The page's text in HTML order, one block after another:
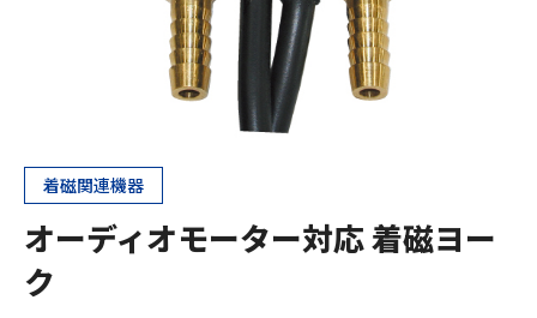
着磁関連機器
オーディオモーター対応 着磁ヨー
ク